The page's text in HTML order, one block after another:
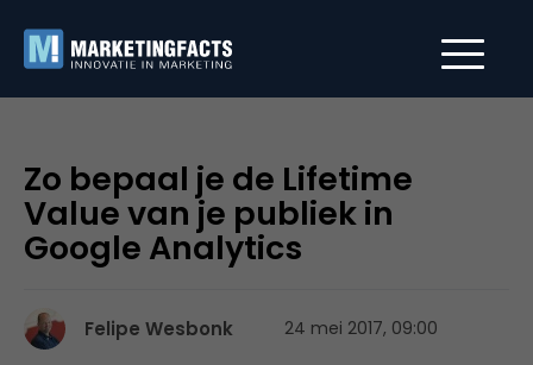
Zo bepaal je de Lifetime
Value van je publiek in
Google Analytics
Felipe Wesbonk 24 mei 2017, 09:00